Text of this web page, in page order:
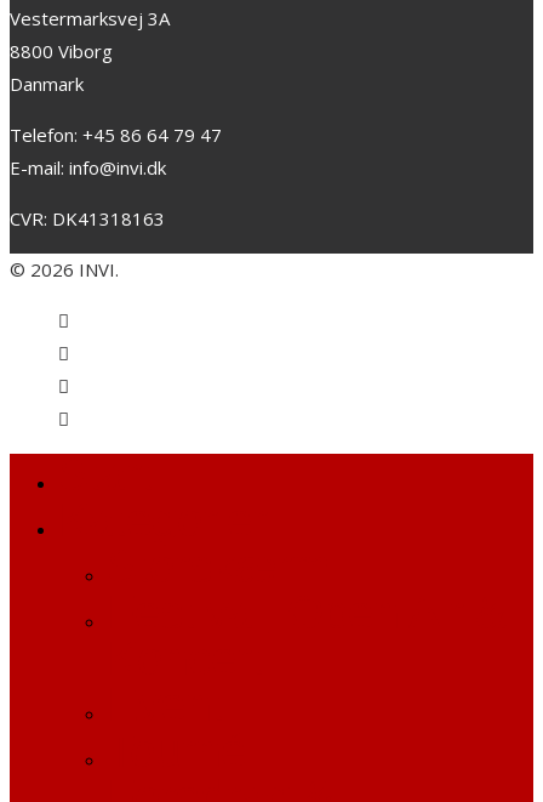
Vestermarksvej 3A
8800 Viborg
Danmark
Telefon: +45 86 64 79 47
E-mail: info@invi.dk
CVR: DK41318163
© 2026 INVI.